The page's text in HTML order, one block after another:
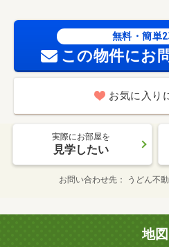
無料・簡単2
この物件にお
お気に入り
実際にお部屋を
見学したい
お問い合わせ先 うどん不
地図